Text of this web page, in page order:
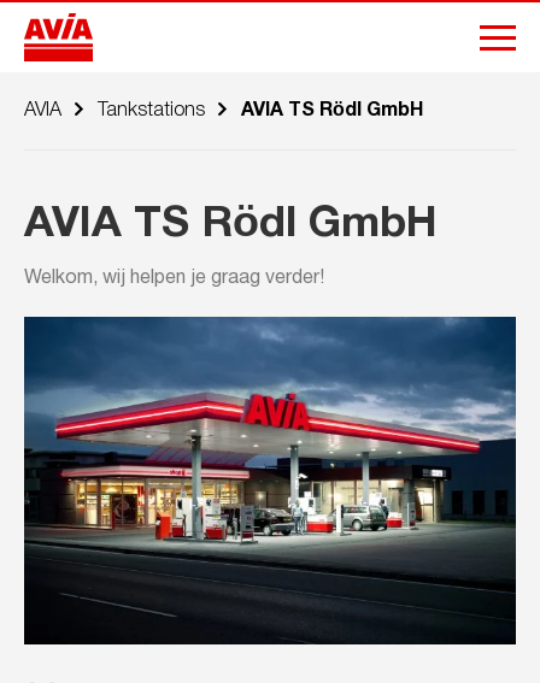
AVIA Tankstations AVIA TS Rödl GmbH
AVIA TS Rödl GmbH
Welkom, wij helpen je graag verder!